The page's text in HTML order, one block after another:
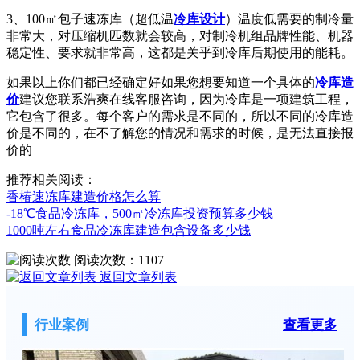
3、100㎡包子速冻库（超低温冷库设计）温度低需要的制冷量
非常大，对压缩机匹数就会较高，对制冷机组品牌性能、机器
稳定性、要求就非常高，这都是关乎到冷库后期使用的能耗。
如果以上你们都已经确定好如果您想要知道一个具体的冷库造
价建议您联系浩爽在线客服咨询，因为冷库是一项建筑工程，
它包含了很多。每个客户的需求是不同的，所以不同的冷库造
价是不同的，在不了解您的情况和需求的时候，是无法直接报
价的
推荐相关阅读：
香椿速冻库建造价格怎么算
-18℃食品冷冻库，500㎡冷冻库投资预算多少钱
1000吨左右食品冷冻库建造包含设备多少钱
阅读次数： 1107
返回文章列表
行业案例 查看更多